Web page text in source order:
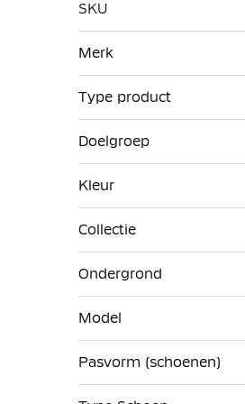
SKU
informatie
Merk
Type product
Doelgroep
Kleur
Collectie
Ondergrond
Model
Pasvorm (schoenen)